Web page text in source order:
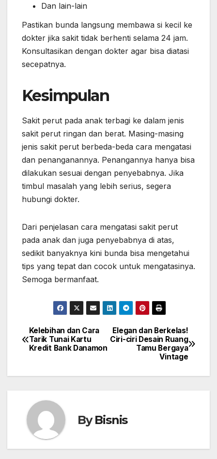
Dan lain-lain
Pastikan bunda langsung membawa si kecil ke
dokter jika sakit tidak berhenti selama 24 jam.
Konsultasikan dengan dokter agar bisa diatasi
secepatnya.
Kesimpulan
Sakit perut pada anak terbagi ke dalam jenis
sakit perut ringan dan berat. Masing-masing
jenis sakit perut berbeda-beda cara mengatasi
dan penanganannya. Penangannya hanya bisa
dilakukan sesuai dengan penyebabnya. Jika
timbul masalah yang lebih serius, segera
hubungi dokter.
Dari penjelasan cara mengatasi sakit perut
pada anak dan juga penyebabnya di atas,
sedikit banyaknya kini bunda bisa mengetahui
tips yang tepat dan cocok untuk mengatasinya.
Semoga bermanfaat.
Post
navigation
Elegan dan Berkelas!
Ciri-ciri Desain Ruang
Tamu Bergaya
Vintage
Kelebihan dan Cara
Tarik Tunai Kartu
Kredit Bank Danamon
ByBisnis